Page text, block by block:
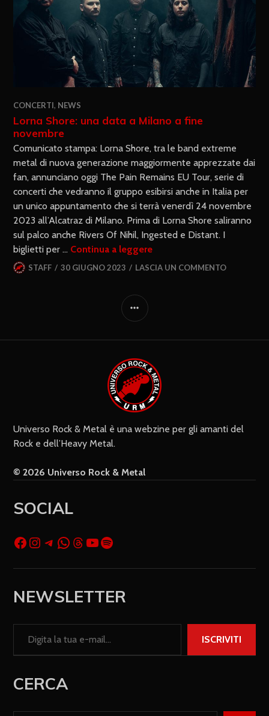
CONCERTI, NEWS
Lorna Shore: una data a Milano a fine
novembre
Comunicato stampa: Lorna Shore, tra le band extreme
metal di nuova generazione maggiormente apprezzate dai
fan, annunciano oggi The Pain Remains EU Tour, serie di
concerti che vedranno il gruppo esibirsi anche in Italia per
un unico appuntamento che si terrà venerdì 24 novembre
2023 all’Alcatraz di Milano. Prima di Lorna Shore saliranno
sul palco anche Rivers Of Nihil, Ingested e Distant. I
biglietti per … Continua a leggere
STAFF 30 GIUGNO 2023 LASCIA UN COMMENTO
Universo Rock & Metal è una webzine per gli amanti del
Rock e dell’Heavy Metal.
© 2026 Universo Rock & Metal
SOCIAL
NEWSLETTER
ISCRIVITI
CERCA